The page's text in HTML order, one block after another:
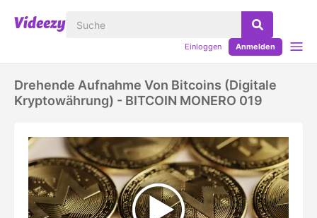
Einloggen Anmelden
Drehende Aufnahme Von Bitcoins (digitale
Kryptowährung) - BITCOIN MONERO 019